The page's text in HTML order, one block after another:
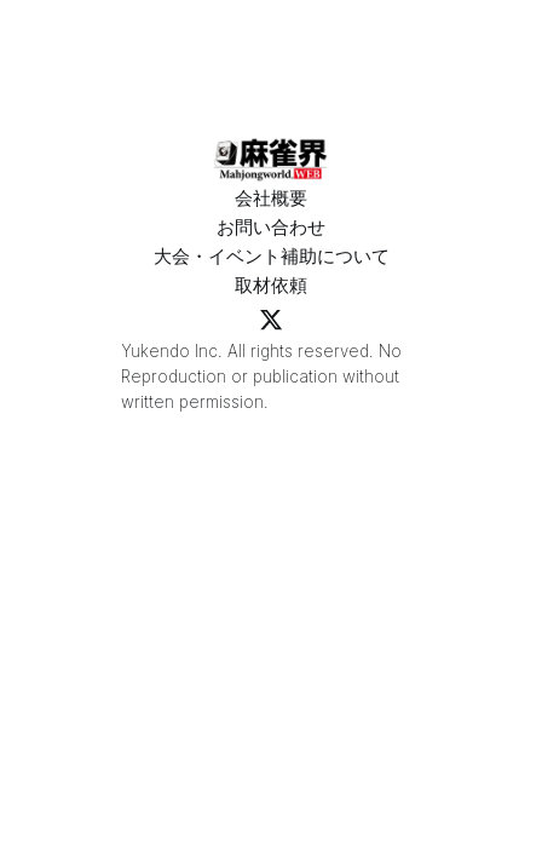
会社概要
お問い合わせ
大会・イベント補助について
取材依頼
Yukendo Inc. All rights reserved. No
Reproduction or publication without
written permission.